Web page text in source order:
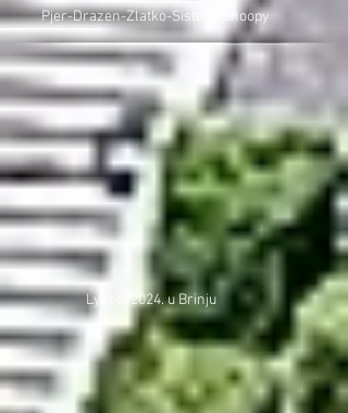
Pjer-Drazen-Zlatko-Sistem-Snoopy
Lykosi 2024. u Brinju